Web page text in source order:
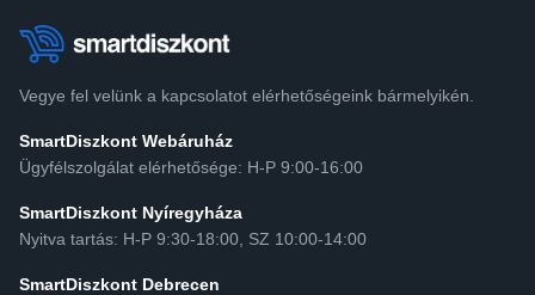
Vegye fel velünk a kapcsolatot elérhetőségeink bármelyikén.
SmartDiszkont Webáruház
Ügyfélszolgálat elérhetősége: H-P 9:00-16:00
SmartDiszkont Nyíregyháza
Nyitva tartás: H-P 9:30-18:00, SZ 10:00-14:00
SmartDiszkont Debrecen